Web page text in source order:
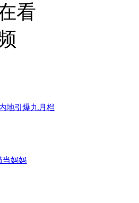
看
地引爆九月档
当妈妈